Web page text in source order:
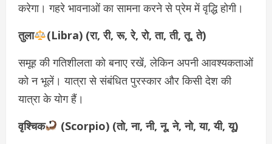
करेगा। गहरे भावनाओं का सामना करने से प्रेम में वृद्धि होगी।
तुला
(Libra) (रा, री, रू, रे, रो, ता, ती, तू, ते)
समूह की गतिशीलता को बनाए रखें, लेकिन अपनी आवश्यकताओं
को न भूलें। यात्रा से संबंधित पुरस्कार और किसी देश की
यात्रा के योग हैं।
वृश्चिक
(Scorpio) (तो, ना, नी, नू, ने, नो, या, यी, यू)